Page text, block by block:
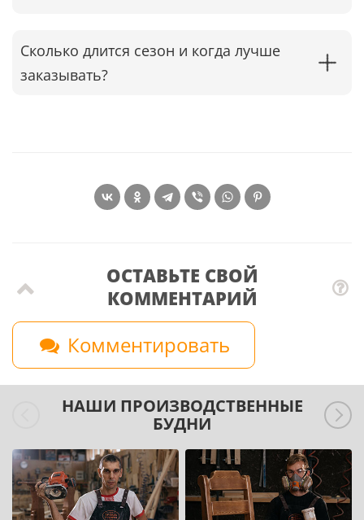
Сколько длится сезон и когда лучше
заказывать?
ОСТАВЬТЕ СВОЙ
КОММЕНТАРИЙ
Комментировать
НАШИ ПРОИЗВОДСТВЕННЫЕ
БУДНИ